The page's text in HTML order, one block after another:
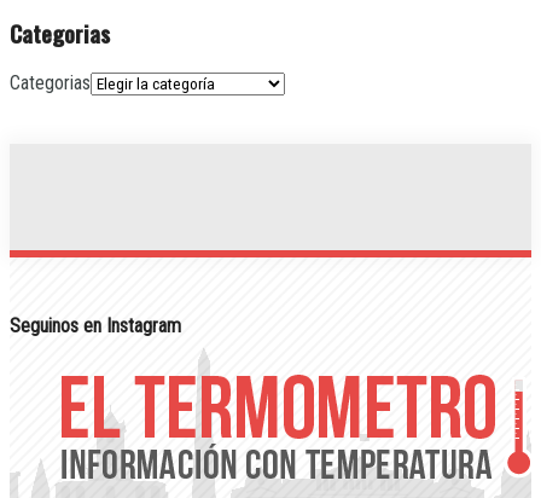
Categorias
Categorias
Seguinos en Instagram